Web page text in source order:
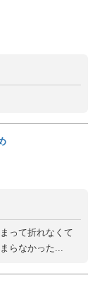
って折れなくて
らなかった...